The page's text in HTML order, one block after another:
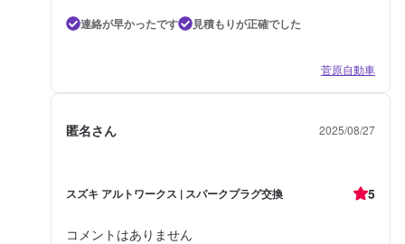
連絡が早かったです
見積もりが正確でした
菅原自動車
匿名さん 2025/08/27
スズキ アルトワークス | スパークプラグ交換 5
コメントはありません